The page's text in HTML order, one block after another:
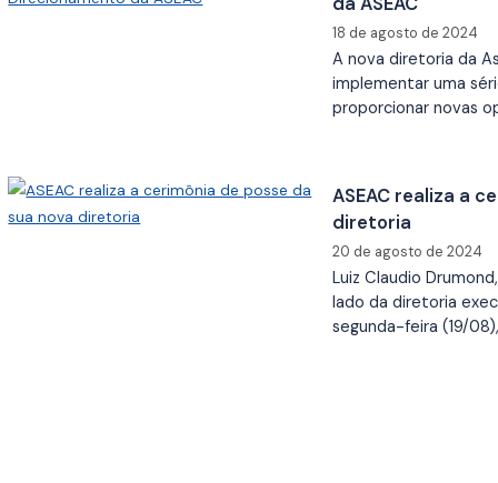
18 de agosto de 2024
A nova diretoria da
implementar uma
proporcionar novas
ASEAC realiza a
diretoria
20 de agosto de 2024
Luiz Claudio
lado da diretoria
segunda-feira (19/